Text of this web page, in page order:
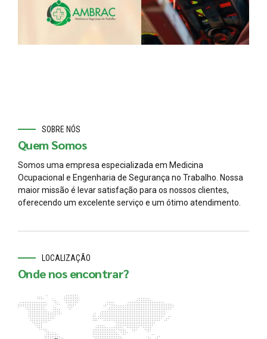
SOBRE NÓS
Quem Somos
Somos uma empresa especializada em Medicina
Ocupacional e Engenharia de Segurança no Trabalho. Nossa
maior missão é levar satisfação para os nossos clientes,
oferecendo um excelente serviço e um ótimo atendimento.
LOCALIZAÇÃO
Onde nos encontrar?